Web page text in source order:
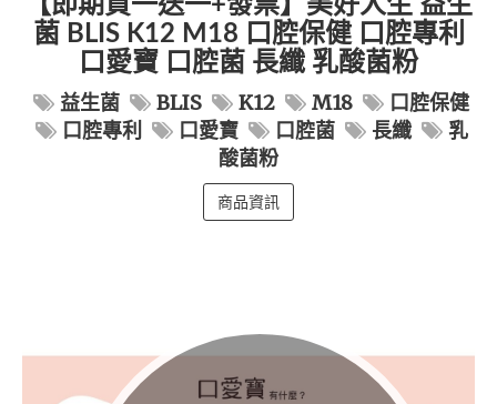
【即期買一送一+發票】美好人生 益生
菌 BLIS K12 M18 口腔保健 口腔專利
口愛寶 口腔菌 長纖 乳酸菌粉
益生菌 BLIS K12 M18
口腔保健
口腔專利
口愛寶 口腔菌 長纖
乳
酸菌粉
商品資訊